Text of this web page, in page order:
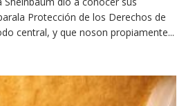
Protección de los Derechos de
central, y que noson propiamente...